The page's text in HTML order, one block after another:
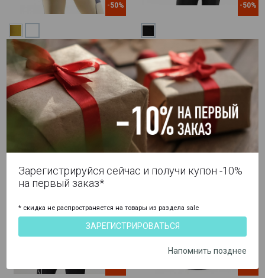
-50%
Женская компрессионная
футболка с длинными
рукавами SKINS серия 3 smp
9 990 ₽ 5 000 ₽
Артикул ST4030005
-50%
XS
Женская компрессионная
футболка с длинными
рукавами SKINS серия 5
10 990 ₽ 5 495 ₽
Артикул
Зарегистрируйся сейчас и получи купон -10%
на первый заказ*
* скидка не распространяется на товары из раздела sale
ЗАРЕГИСТРИРОВАТЬСЯ
Напомнить позднее